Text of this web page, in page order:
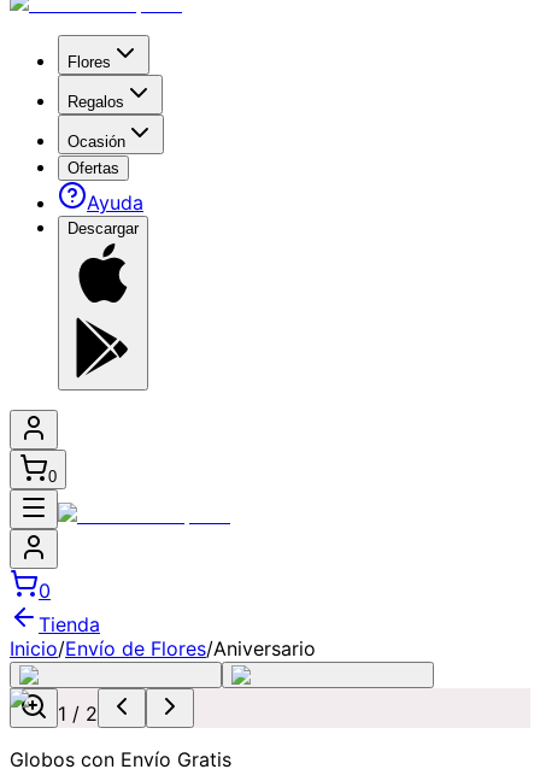
Flores
Regalos
Ocasión
Ofertas
Ayuda
Descargar
0
0
Tienda
Inicio/Envío de Flores/Aniversario
1 / 2
Globos con Envío Gratis